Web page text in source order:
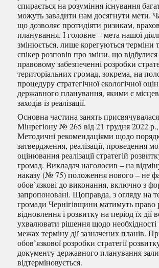
спирається на розуміння існування
можуть завадити нам досягнути мети.
що дозволяє протидіяти ризикам,
планування. І головне – мета нашої
змінюється, лише корегуються терміни
спікер розповів про зміни, що
правовому забезпеченні розробки
територіальних громад, зокрема, на
процедуру стратегічної екологічної
державного планування, якими є
заходів із реалізації.
Основна частина занять
Мінрегіону № 265 від 21 грудня 2022
Методичні рекомендаціями щодо
затвердження, реалізації, проведення
оцінювання реалізації стратегій
громад. Викладач наголосив – на
наказу (№ 75) положення нового – не
обов`язкові до виконання, включно з
запропоновані. Щоправда, з огляду на
громади Чернігівщини матимуть право
відновлення і розвитку на період їх дії
ухвалювати рішення щодо необхідності
межах терміну дії зазначених планів.
обов`язкової розробки стратегії
документу державного планування
відтерміновується.